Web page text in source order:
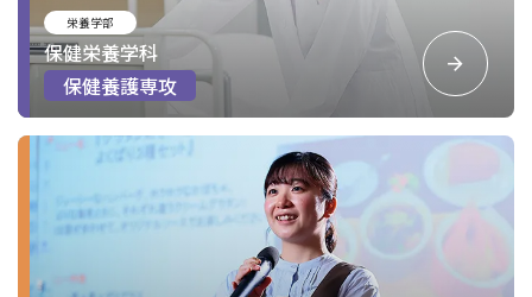
栄養学部
保健栄養学科
保健養護専攻